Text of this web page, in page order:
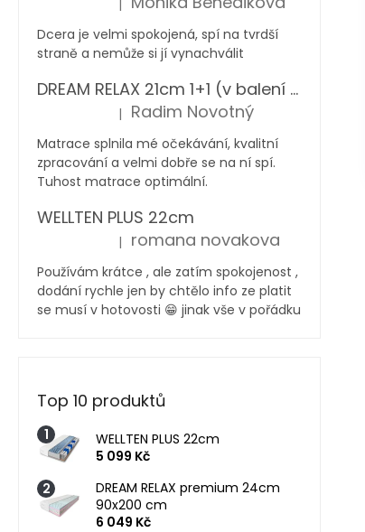
Hodnocení produktu je 5 z 5 hvězdiček.
|
Dcera je velmi spokojená, spí na tvrdší
straně a nemůže si jí vynachválit
DREAM RELAX 21cm 1+1 (v balení 2 ks)
Hodnocení produktu je 5 z 5 hvězdiček.
| Radim Novotný
Matrace splnila mé očekávání, kvalitní
zpracování a velmi dobře se na ní spí.
Tuhost matrace optimální.
WELLTEN PLUS 22cm
Hodnocení produktu je 5 z 5 hvězdiček.
| romana novakova
Používám krátce , ale zatím spokojenost ,
dodání rychle jen by chtělo info ze platit
se musí v hotovosti 😁 jinak vše v pořádku
Top 10 produktů
WELLTEN PLUS 22cm
5 099 Kč
DREAM RELAX premium 24cm
90x200 cm
6 049 Kč